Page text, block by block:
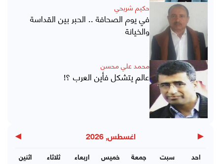
حكيم شريحي
في يوم الصحافة .. الحبر بين القداسة
والخيانة
محمد علي محسن
عالم يتشكل فأين العرب ؟!
◀ اغسطس, 2026 ▶
اثنين ثلاثاء اربعاء خميس جمعة سبت احد